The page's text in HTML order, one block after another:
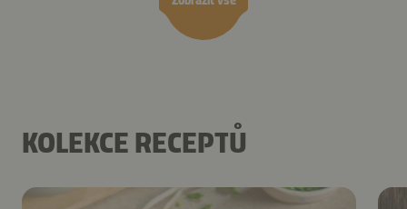
KOLEKCE RECEPTŮ